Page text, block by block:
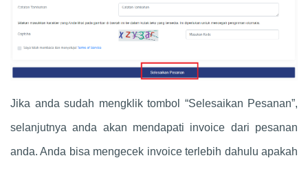
Jika anda sudah mengklik tombol “Selesaikan Pesanan”,
selanjutnya anda akan mendapati invoice dari pesanan
anda. Anda bisa mengecek invoice terlebih dahulu apakah